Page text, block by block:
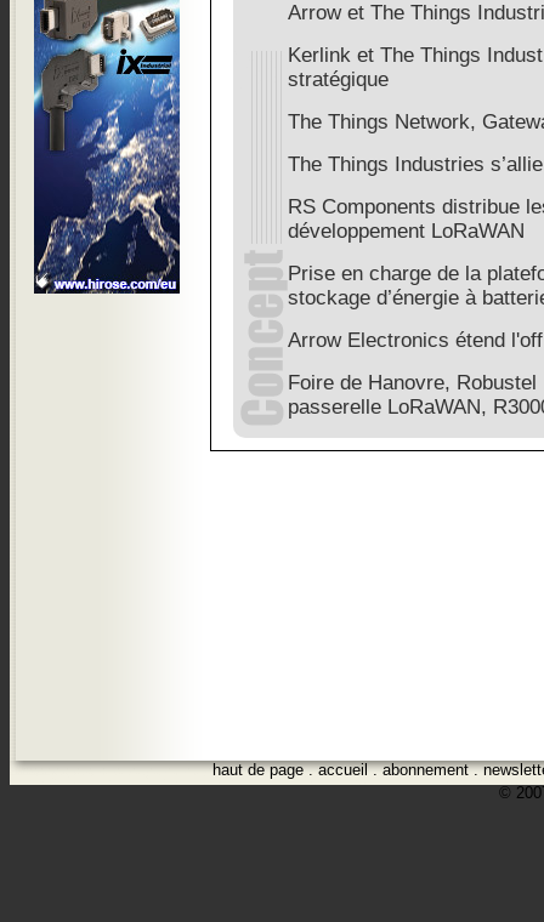
Arrow et The Things
Kerlink et The Things
stratégique
The Things Network,
The Things Industries
RS Components distribue
développement LoRaWAN
Prise en charge de la
stockage d’énergie à
Arrow Electronics étend
Foire de Hanovre,
passerelle LoRaWAN,
haut de page.accueil.abonnement.
©